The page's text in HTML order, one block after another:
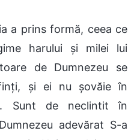
a prins formă, ceea ce
harului și milei lui
de Dumnezeu se
și ei nu șovăie în
Sunt de neclintit în
adevărat S-a